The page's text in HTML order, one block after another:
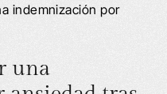
indemnización por
una